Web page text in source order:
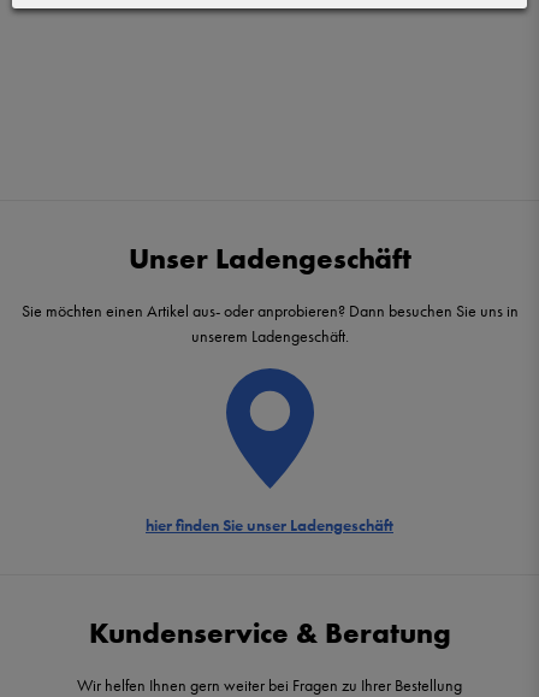
Unser Ladengeschäft
Sie möchten einen Artikel aus- oder anprobieren? Dann besuchen Sie uns in
unserem Ladengeschäft.
hier finden Sie unser Ladengeschäft
Kundenservice & Beratung
Wir helfen Ihnen gern weiter bei Fragen zu Ihrer Bestellung